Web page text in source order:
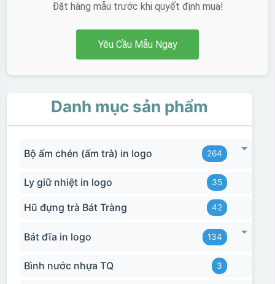
Đặt hàng mẫu trước khi quyết định mua!
Yêu Cầu Mẫu Ngay
Danh mục sản phẩm
Bộ ấm chén (ấm trà) in logo 264
Ly giữ nhiệt in logo 35
Hũ đựng trà Bát Tràng 42
Bát đĩa in logo 134
Bình nước nhựa TQ 3